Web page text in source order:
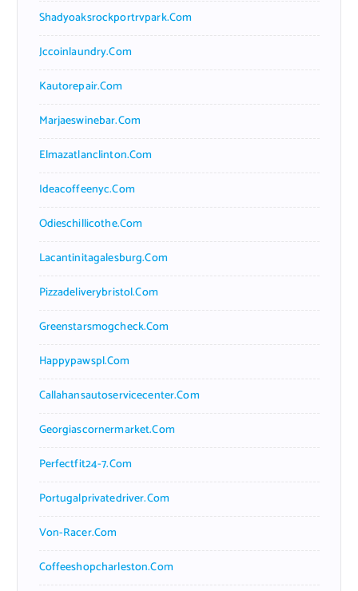
Shadyoaksrockportrvpark.com
Jccoinlaundry.com
Kautorepair.com
Marjaeswinebar.com
Elmazatlanclinton.com
Ideacoffeenyc.com
Odieschillicothe.com
Lacantinitagalesburg.com
Pizzadeliverybristol.com
Greenstarsmogcheck.com
Happypawspl.com
Callahansautoservicecenter.com
Georgiascornermarket.com
Perfectfit24-7.com
Portugalprivatedriver.com
Von-Racer.com
Coffeeshopcharleston.com